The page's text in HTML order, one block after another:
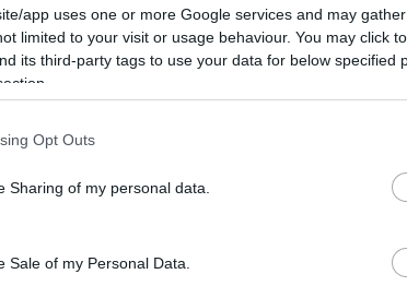
app uses one or more Google services and may
limited to your visit or usage behaviour. You may click
its third-party tags to use your data for below specified
Opt Outs
Sharing of my personal data.
Sale of my Personal Data.
már kész, felnőtt gyerekeket
elfogadjon bennünket. Kezdettől
kell megértenie, úgymond kibírnia.
a gyerekek nevelésébe, mert arra én
ment volna. Ezt nagyon
a helyzethez” – mondta a
két ember kapcsolatának. Annyira
akkor azt a férjemül fogadom.
a lakótársamnak” – szögezte le,
be a válásukat.